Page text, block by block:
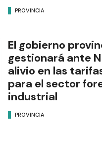
PROVINCIA
El gobierno
gestionará ante
alivio en las
para el sector
industrial
PROVINCIA